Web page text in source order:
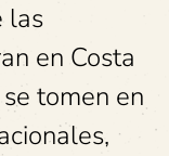
las
en Costa
tomen en